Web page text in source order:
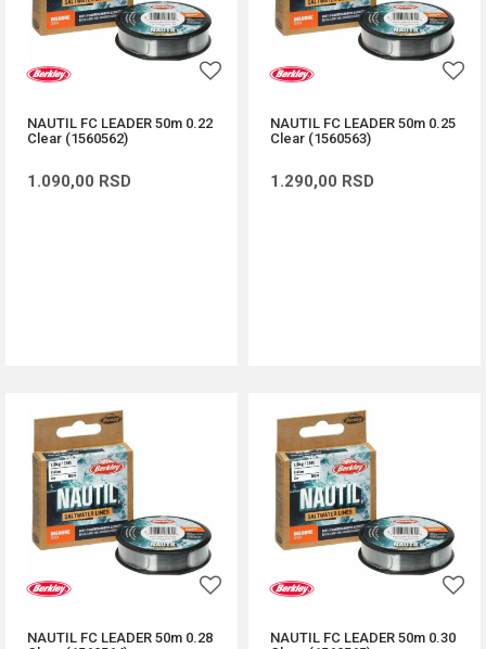
NAUTIL FC LEADER 50m 0.22
Clear (1560562)
1.090,00 RSD
NAUTIL FC LEADER 50m 0.25
Clear (1560563)
1.290,00 RSD
NAUTIL FC LEADER 50m 0.28
NAUTIL FC LEADER 50m 0.30